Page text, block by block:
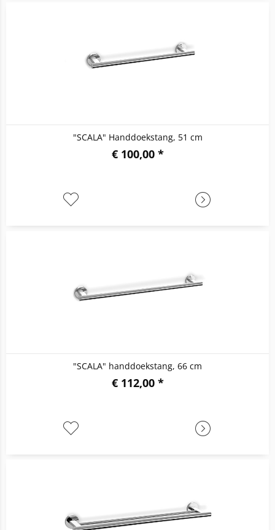
"SCALA" Handdoekstang, 51 cm
€ 100,00 *
"SCALA" handdoekstang, 66 cm
€ 112,00 *